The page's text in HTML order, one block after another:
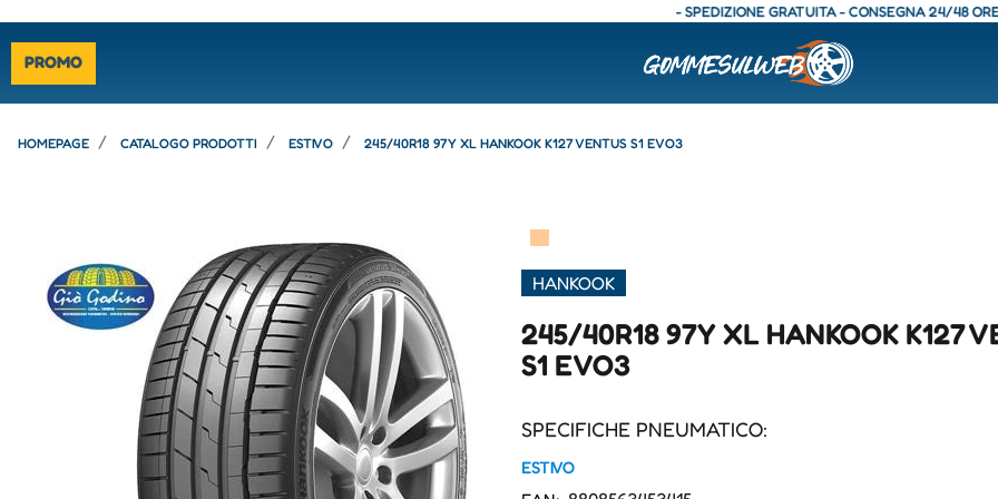
- SPEDIZIONE GRATUITA - CONSEGNA 24/48 ORE -
PROMO
HOMEPAGE CATALOGO PRODOTTI ESTIVO 245/40R18 97Y XL HANKOOK K127 VENTUS S1 EVO3
▀
HANKOOK
245/40R18 97Y XL HANKOOK K127
S1 EVO3
SPECIFICHE PNEUMATICO:
ESTIVO